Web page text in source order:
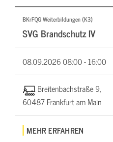
BKrFQG Weiterbildungen (K3)
SVG Brandschutz IV
08.09.202608:00 - 16:00
Breitenbachstraße 9,
60487 Frankfurt am Main
MEHR ERFAHREN